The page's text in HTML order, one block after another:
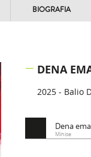
BIOGRAFIA
DENA
2025 - Balio
Dena
Mihise